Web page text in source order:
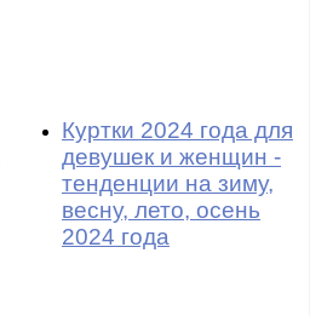
Куртки 2024 года для
девушек и женщин -
тенденции на зиму,
весну, лето, осень
2024 года